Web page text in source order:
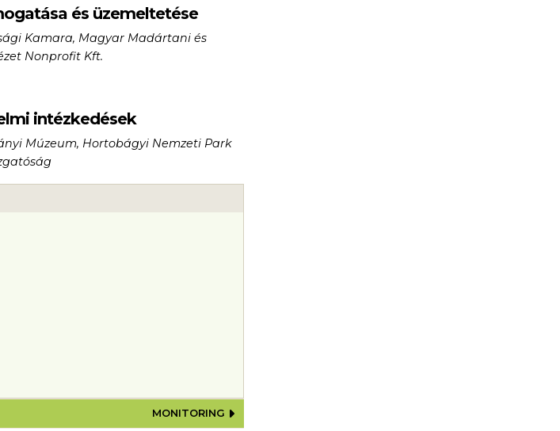
és üzemeltetése
Kamara, Magyar Madártani és
Nonprofit Kft.
intézkedések
Múzeum, Hortobágyi Nemzeti Park
MONITORING